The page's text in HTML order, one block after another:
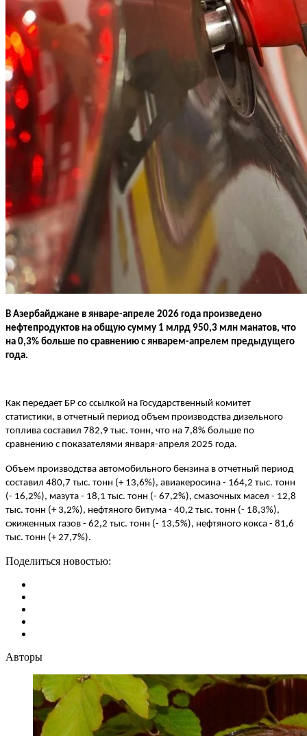
В Азербайджане в январе-апреле 2026 года произведено
нефтепродуктов на общую сумму 1 млрд 950,3 млн манатов, что
на 0,3% больше по сравнению с январем-апрелем предыдущего
года.
Как передает БР со ссылкой на Государственный комитет
статистики, в отчетный период объем производства дизельного
топлива составил 782,9 тыс. тонн, что на 7,8% больше по
сравнению с показателями января-апреля 2025 года.
Объем производства автомобильного бензина в отчетный период
составил 480,7 тыс. тонн (+ 13,6%), авиакеросина - 164,2 тыс. тонн
(- 16,2%), мазута - 18,1 тыс. тонн (- 67,2%), смазочных масел - 12,8
тыс. тонн (+ 3,2%), нефтяного битума - 40,2 тыс. тонн (- 18,3%),
сжиженных газов - 62,2 тыс. тонн (- 13,5%), нефтяного кокса - 81,6
тыс. тонн (+ 27,7%).
Поделиться новостью:
Авторы